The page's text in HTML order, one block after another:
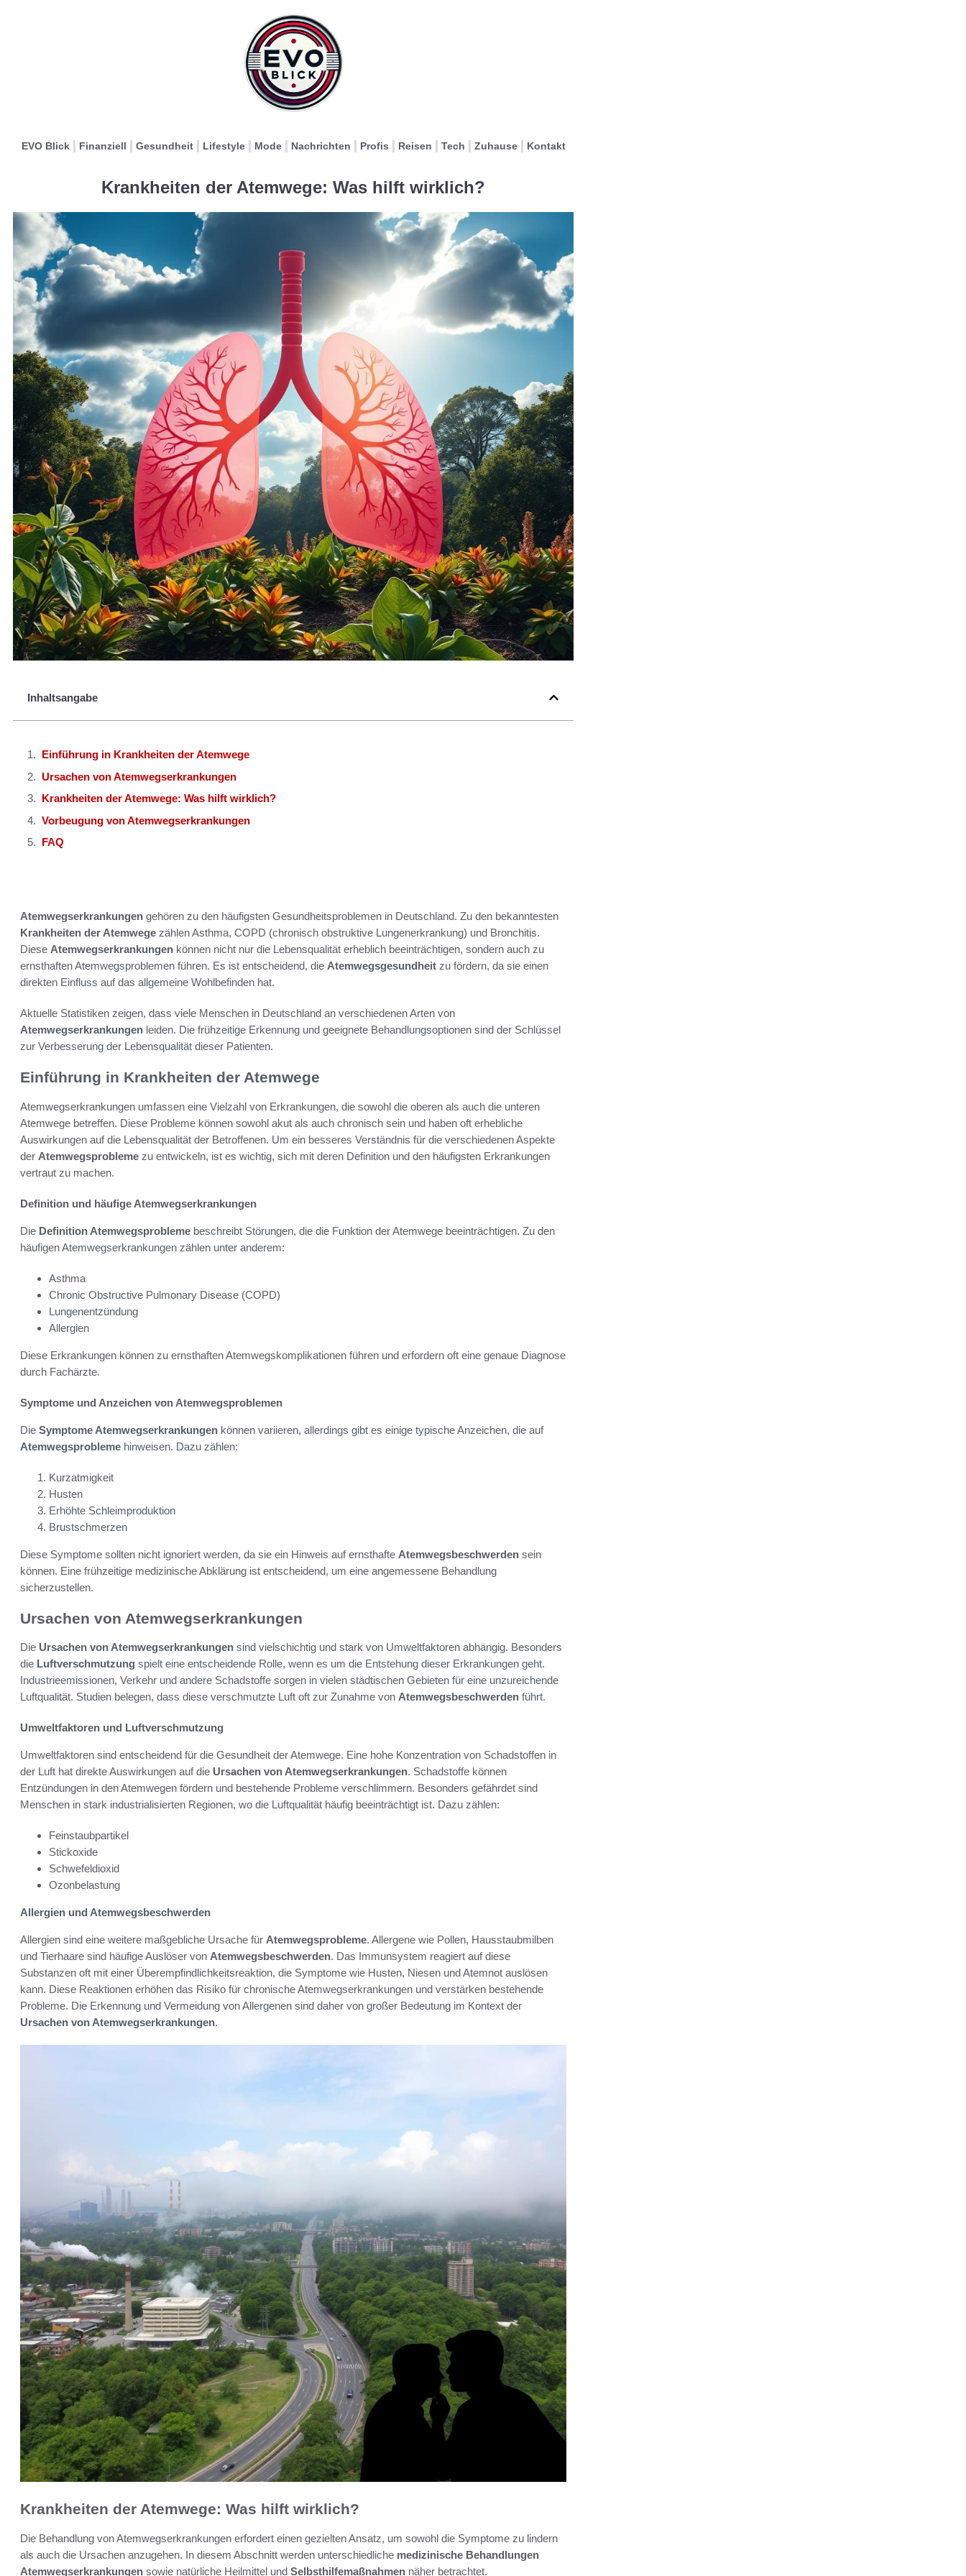
EVO Blick Finanziell Gesundheit Lifestyle Mode Nachrichten Profis Reisen Tech Zuhause Kontakt
Krankheiten der Atemwege: Was hilft wirklich?
Inhaltsangabe
Einführung in Krankheiten der Atemwege
Ursachen von Atemwegserkrankungen
Krankheiten der Atemwege: Was hilft wirklich?
Vorbeugung von Atemwegserkrankungen
FAQ
Atemwegserkrankungen gehören zu den häufigsten Gesundheitsproblemen in Deutschland. Zu den bekanntesten
Krankheiten der Atemwege zählen Asthma, COPD (chronisch obstruktive Lungenerkrankung) und Bronchitis.
Diese Atemwegserkrankungen können nicht nur die Lebensqualität erheblich beeinträchtigen, sondern auch zu
ernsthaften Atemwegsproblemen führen. Es ist entscheidend, die Atemwegsgesundheit zu fördern, da sie einen
direkten Einfluss auf das allgemeine Wohlbefinden hat.
Aktuelle Statistiken zeigen, dass viele Menschen in Deutschland an verschiedenen Arten von
Atemwegserkrankungen leiden. Die frühzeitige Erkennung und geeignete Behandlungsoptionen sind der Schlüssel
zur Verbesserung der Lebensqualität dieser Patienten.
Einführung in Krankheiten der Atemwege
Atemwegserkrankungen umfassen eine Vielzahl von Erkrankungen, die sowohl die oberen als auch die unteren
Atemwege betreffen. Diese Probleme können sowohl akut als auch chronisch sein und haben oft erhebliche
Auswirkungen auf die Lebensqualität der Betroffenen. Um ein besseres Verständnis für die verschiedenen Aspekte
der Atemwegsprobleme zu entwickeln, ist es wichtig, sich mit deren Definition und den häufigsten Erkrankungen
vertraut zu machen.
Definition und häufige Atemwegserkrankungen
Die Definition Atemwegsprobleme beschreibt Störungen, die die Funktion der Atemwege beeinträchtigen. Zu den
häufigen Atemwegserkrankungen zählen unter anderem:
Asthma
Chronic Obstructive Pulmonary Disease (COPD)
Lungenentzündung
Allergien
Diese Erkrankungen können zu ernsthaften Atemwegskomplikationen führen und erfordern oft eine genaue Diagnose
durch Fachärzte.
Symptome und Anzeichen von Atemwegsproblemen
Die Symptome Atemwegserkrankungen können variieren, allerdings gibt es einige typische Anzeichen, die auf
Atemwegsprobleme hinweisen. Dazu zählen:
Kurzatmigkeit
Husten
Erhöhte Schleimproduktion
Brustschmerzen
Diese Symptome sollten nicht ignoriert werden, da sie ein Hinweis auf ernsthafte Atemwegsbeschwerden sein
können. Eine frühzeitige medizinische Abklärung ist entscheidend, um eine angemessene Behandlung
sicherzustellen.
Ursachen von Atemwegserkrankungen
Die Ursachen von Atemwegserkrankungen sind vielschichtig und stark von Umweltfaktoren abhängig. Besonders
die Luftverschmutzung spielt eine entscheidende Rolle, wenn es um die Entstehung dieser Erkrankungen geht.
Industrieemissionen, Verkehr und andere Schadstoffe sorgen in vielen städtischen Gebieten für eine unzureichende
Luftqualität. Studien belegen, dass diese verschmutzte Luft oft zur Zunahme von Atemwegsbeschwerden führt.
Umweltfaktoren und Luftverschmutzung
Umweltfaktoren sind entscheidend für die Gesundheit der Atemwege. Eine hohe Konzentration von Schadstoffen in
der Luft hat direkte Auswirkungen auf die Ursachen von Atemwegserkrankungen. Schadstoffe können
Entzündungen in den Atemwegen fördern und bestehende Probleme verschlimmern. Besonders gefährdet sind
Menschen in stark industrialisierten Regionen, wo die Luftqualität häufig beeinträchtigt ist. Dazu zählen:
Feinstaubpartikel
Stickoxide
Schwefeldioxid
Ozonbelastung
Allergien und Atemwegsbeschwerden
Allergien sind eine weitere maßgebliche Ursache für Atemwegsprobleme. Allergene wie Pollen, Hausstaubmilben
und Tierhaare sind häufige Auslöser von Atemwegsbeschwerden. Das Immunsystem reagiert auf diese
Substanzen oft mit einer Überempfindlichkeitsreaktion, die Symptome wie Husten, Niesen und Atemnot auslösen
kann. Diese Reaktionen erhöhen das Risiko für chronische Atemwegserkrankungen und verstärken bestehende
Probleme. Die Erkennung und Vermeidung von Allergenen sind daher von großer Bedeutung im Kontext der
Ursachen von Atemwegserkrankungen.
Krankheiten der Atemwege: Was hilft wirklich?
Die Behandlung von Atemwegserkrankungen erfordert einen gezielten Ansatz, um sowohl die Symptome zu lindern
als auch die Ursachen anzugehen. In diesem Abschnitt werden unterschiedliche medizinische Behandlungen
Atemwegserkrankungen sowie natürliche Heilmittel und Selbsthilfemaßnahmen näher betrachtet.